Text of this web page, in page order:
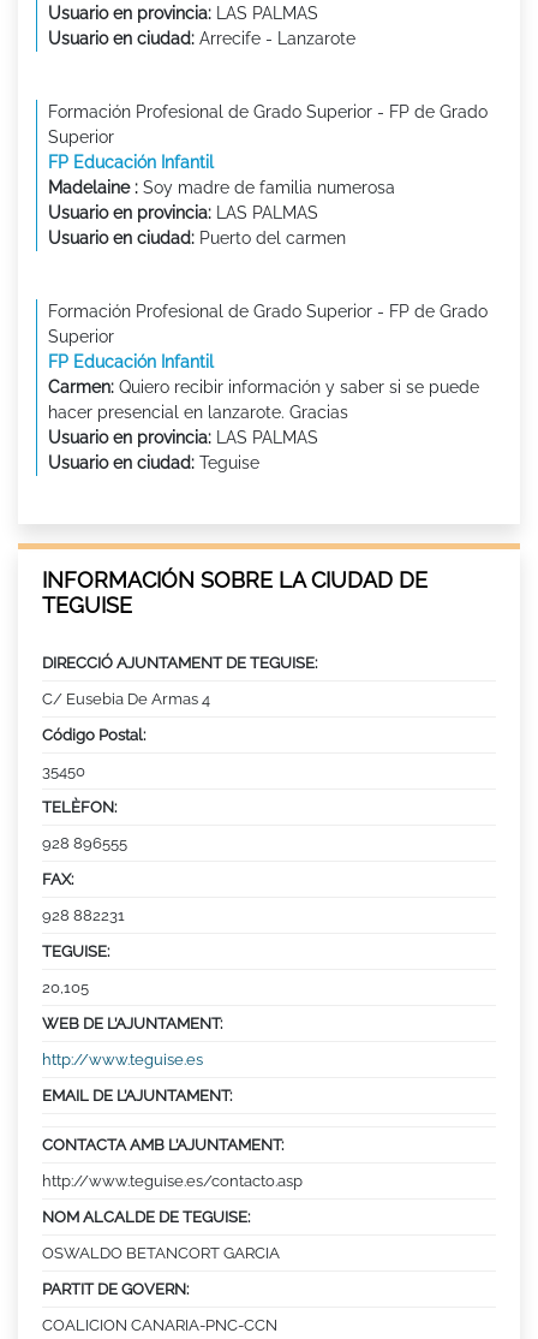
Usuario en provincia: LAS PALMAS
Usuario en ciudad: Arrecife - Lanzarote
Formación Profesional de Grado Superior - FP de Grado
Superior
FP Educación Infantil
Madelaine : Soy madre de familia numerosa
Usuario en provincia: LAS PALMAS
Usuario en ciudad: Puerto del carmen
Formación Profesional de Grado Superior - FP de Grado
Superior
FP Educación Infantil
Carmen: Quiero recibir información y saber si se puede
hacer presencial en lanzarote. Gracias
Usuario en provincia: LAS PALMAS
Usuario en ciudad: Teguise
INFORMACIÓN SOBRE LA CIUDAD DE
TEGUISE
DIRECCIÓ AJUNTAMENT DE TEGUISE:
C/ Eusebia De Armas 4
Código Postal:
35450
TELÈFON:
928 896555
FAX:
928 882231
TEGUISE:
20,105
WEB DE L’AJUNTAMENT:
http://www.teguise.es
EMAIL DE L’AJUNTAMENT:
CONTACTA AMB L’AJUNTAMENT:
http://www.teguise.es/contacto.asp
NOM ALCALDE DE TEGUISE:
OSWALDO BETANCORT GARCIA
PARTIT DE GOVERN:
COALICION CANARIA-PNC-CCN